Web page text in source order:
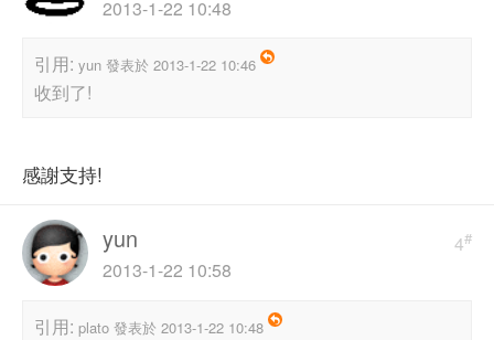
2013-1-22 10:48
引用: yun 發表於 2013-1-22 10:46
收到了!
感謝支持!
4#
yun
2013-1-22 10:58
引用: plato 發表於 2013-1-22 10:48